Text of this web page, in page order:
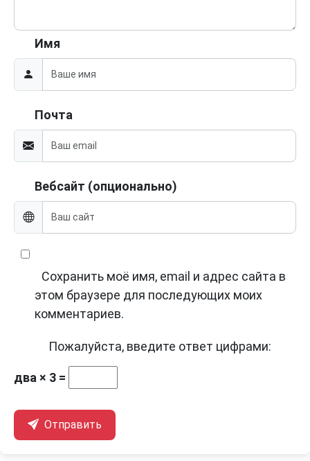
Имя
Почта
Вебсайт (опционально)
Сохранить моё имя, email и адрес сайта в
этом браузере для последующих моих
комментариев.
Пожалуйста, введите ответ цифрами:
два × 3 =
Отправить